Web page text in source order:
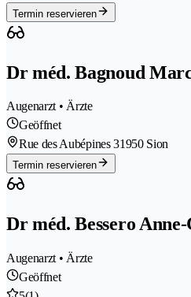
Termin reservieren
Dr méd. Bagnoud
Augenarzt • Ärzte
Geöffnet
Rue des Aubépines 31950 Sion
Termin reservieren
Dr méd. Bessero
Augenarzt • Ärzte
Geöffnet